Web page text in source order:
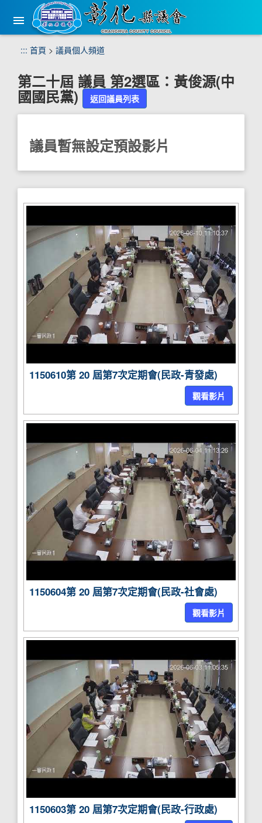
機
::: 首頁 > 議員個人頻道
第二十屆 議員 第2選區： 黃俊源(中
國國民黨) 返回議員列表
議員暫無設定預設影片
1150610第 20 屆第7次定期會(民政-青發處)
觀看影片
1150604第 20 屆第7次定期會(民政-社會處)
觀看影片
1150603第 20 屆第7次定期會(民政-行政處)